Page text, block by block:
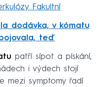
Fakultní
dodávka, v kómatu
teď
patří sípot a pískání,
i výdech stojí
mezi symptomy řadí